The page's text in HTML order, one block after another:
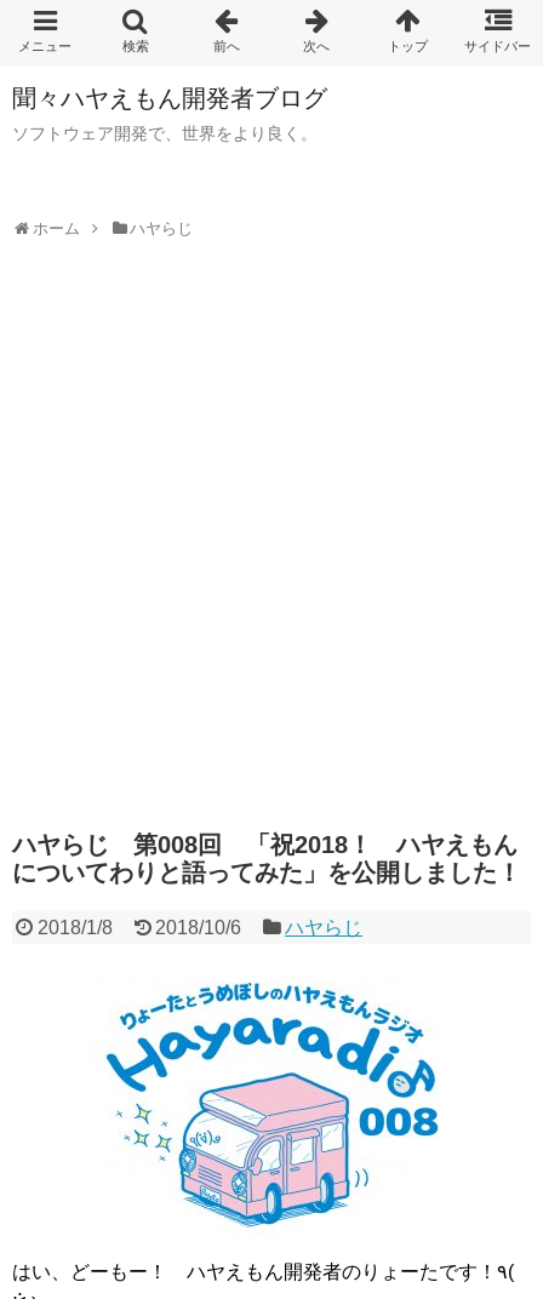
聞々ハヤえもん開発者ブログ
ソフトウェア開発で、世界をより良く。
ホーム ハヤらじ
ハヤらじ 第008回 「祝2018！ ハヤえもん
についてわりと語ってみた」を公開しました！
2018/1/8 2018/10/6 ハヤらじ
はい、どーもー！ ハヤえもん開発者のりょーたです！٩(